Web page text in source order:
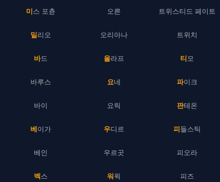
미스 포츈
밀리오
바드
바루스
바이
베이가
베인
벡스
오른
오리아나
올라프
요네
요릭
우디르
우르곳
워윅
트위스티드 페이트
트위치
티모
파이크
판테온
피들스틱
피오라
피즈